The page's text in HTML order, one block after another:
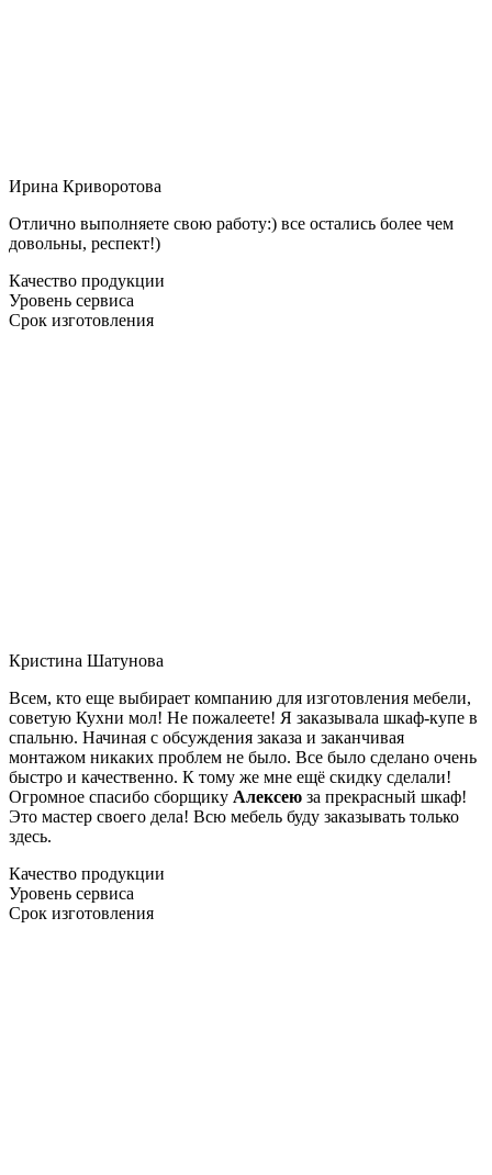
Ирина Криворотова
Отлично выполняете свою работу:) все остались более чем
довольны, респект!)
Качество продукции
Уровень сервиса
Срок изготовления
Кристина Шатунова
Всем, кто еще выбирает компанию для изготовления мебели,
советую Кухни мол! Не пожалеете! Я заказывала шкаф-купе в
спальню. Начиная с обсуждения заказа и заканчивая
монтажом никаких проблем не было. Все было сделано очень
быстро и качественно. К тому же мне ещё скидку сделали!
Огромное спасибо сборщику Алексею за прекрасный шкаф!
Это мастер своего дела! Всю мебель буду заказывать только
здесь.
Качество продукции
Уровень сервиса
Срок изготовления